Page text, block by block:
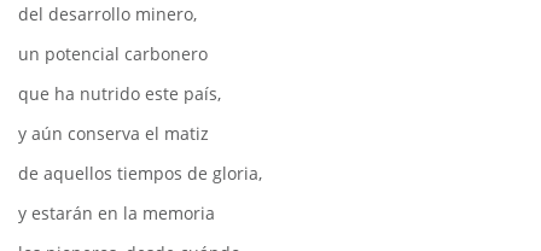
del desarrollo minero,
un potencial carbonero
que ha nutrido este país,
y aún conserva el matiz
de aquellos tiempos de gloria,
y estarán en la memoria